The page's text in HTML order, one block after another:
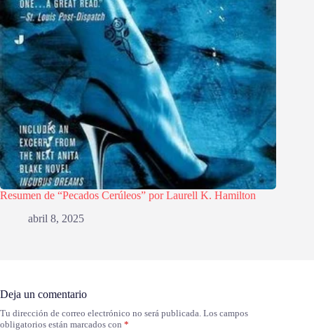
Resumen de “Pecados Cerúleos” por Laurell K. Hamilton
abril 8, 2025
Deja un comentario
Tu dirección de correo electrónico no será publicada. Los campos
obligatorios están marcados con *